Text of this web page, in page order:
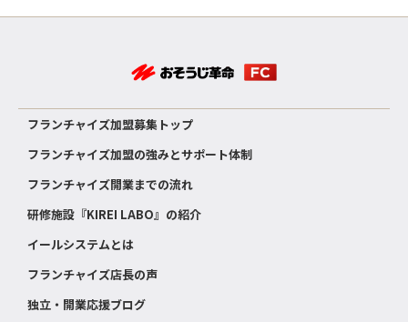
フランチャイズ加盟募集トップ
フランチャイズ加盟の強みとサポート体制
フランチャイズ開業までの流れ
研修施設『KIREI LABO』の紹介
イールシステムとは
フランチャイズ店長の声
独立・開業応援ブログ